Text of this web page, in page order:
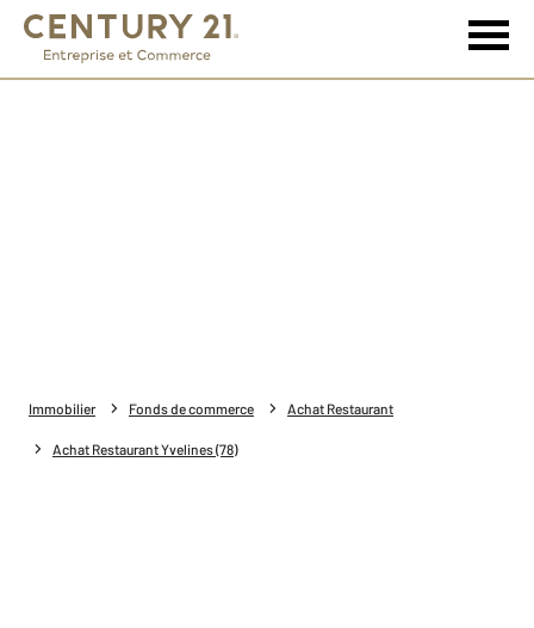
Immobilier Fonds de commerce Achat Restaurant
Achat Restaurant Yvelines (78)